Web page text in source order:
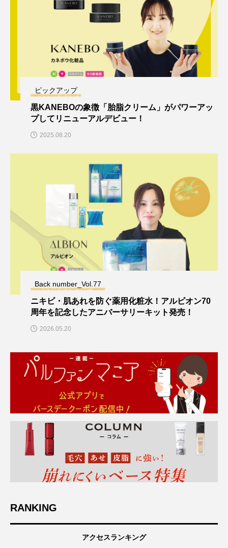
ピックアップ
黒KANEBOの象徴「胎脂クリーム」がパワーアッ
プしてリニューアルデビュー！
2025.08.20
Back number_Vol.77
ニキビ・肌あれを防ぐ薬用化粧水！アルビオン70
周年を記念したアニバーサリーキット発売！
2026.05.20
RANKING
アクセスランキング